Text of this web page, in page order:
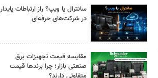
سانترال یا ویپ؟ راز ارتباطات پایدار
در شرکت‌های حرفه‌ای
مقایسه قیمت تجهیزات برق
صنعتی بازار؛ چرا برندها قیمت